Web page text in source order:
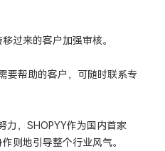
过来的客户加强审核。
要帮助的客户，可随时联系专
力，SHOPYY作为国内首家
则地引导整个行业风气。